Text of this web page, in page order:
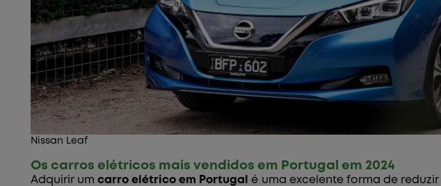
Nissan Leaf
Os carros elétricos mais vendidos em Portugal em 2024
Adquirir um carro elétrico em Portugal é uma excelente forma de